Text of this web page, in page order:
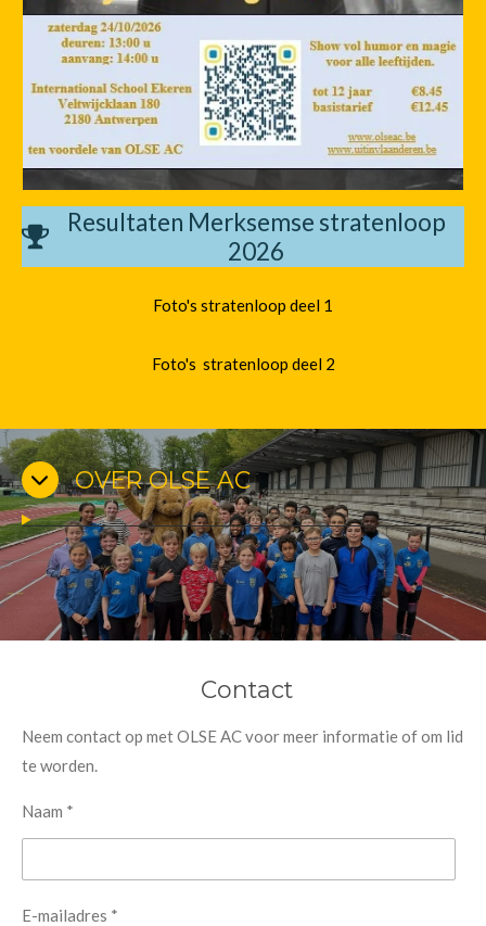
Resultaten Merksemse stratenloop
2026
Foto's stratenloop deel 1
Foto's stratenloop deel 2
OVER OLSE AC
Contact
Neem contact op met OLSE AC voor meer informatie of om lid
te worden.
Naam *
E-mailadres *